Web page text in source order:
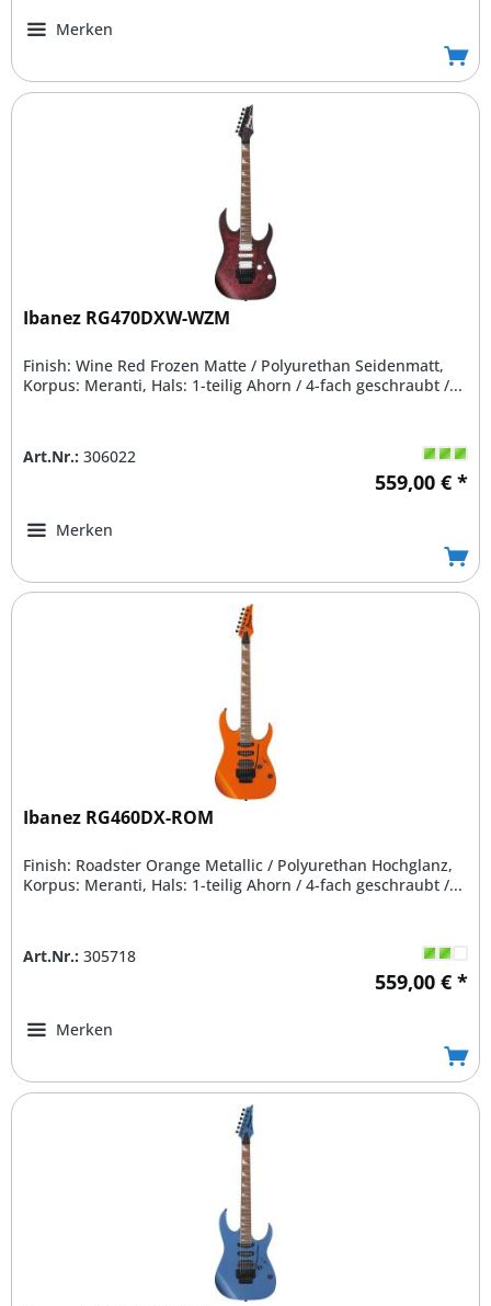
Merken
Ibanez RG470DXW-WZM
Finish: Wine Red Frozen Matte / Polyurethan Seidenmatt,
Korpus: Meranti, Hals: 1-teilig Ahorn / 4-fach geschraubt /...
Art.Nr.: 306022
559,00 € *
Merken
Ibanez RG460DX-ROM
Finish: Roadster Orange Metallic / Polyurethan Hochglanz,
Korpus: Meranti, Hals: 1-teilig Ahorn / 4-fach geschraubt /...
Art.Nr.: 305718
559,00 € *
Merken